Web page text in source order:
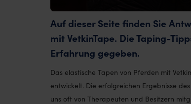
Auf dieser Seite finden Sie
mit VetkinTape. Die Taping-
Erfahrung gegeben.
Das elastische Tapen von Pferden mit
entwickelt. Die erfolgreichen Ergebnisse
uns oft von Therapeuten und Besitzern